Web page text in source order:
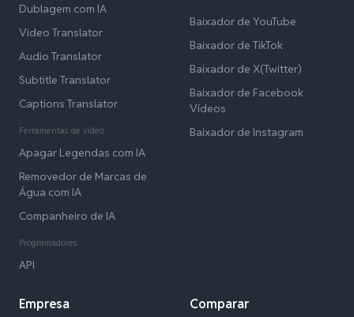
Dublagem com IA
Video Translator
Audio Translator
Subtitle Translator
Captions Translator
Ferramentas de vídeo
Apagar Legendas com IA
Removedor de Marcas de
Água com IA
Companheiro de IA
Programadores
API
Baixador de YouTube
Baixador de TikTok
Baixador de X(Twitter)
Baixador de Facebook
Vídeos
Baixador de Instagram
Empresa Comparar